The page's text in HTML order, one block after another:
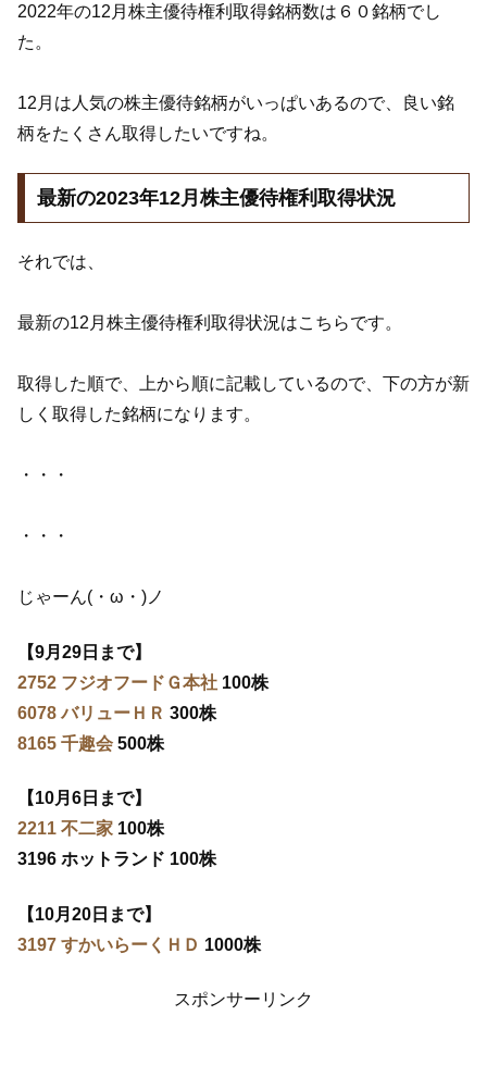
2022年の12月株主優待権利取得銘柄数は６０銘柄でし
た。
12月は人気の株主優待銘柄がいっぱいあるので、良い銘
柄をたくさん取得したいですね。
最新の2023年12月株主優待権利取得状況
それでは、
最新の12月株主優待権利取得状況はこちらです。
取得した順で、上から順に記載しているので、下の方が新
しく取得した銘柄になります。
・・・
・・・
じゃーん(・ω・)ノ
【9月29日まで】
2752 フジオフードＧ本社 100株
6078 バリューＨＲ 300株
8165 千趣会 500株
【10月6日まで】
2211 不二家 100株
3196 ホットランド 100株
【10月20日まで】
3197 すかいらーくＨＤ 1000株
スポンサーリンク